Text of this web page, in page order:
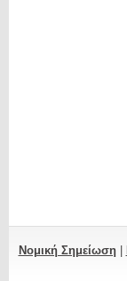
Νομική Σημείωση|